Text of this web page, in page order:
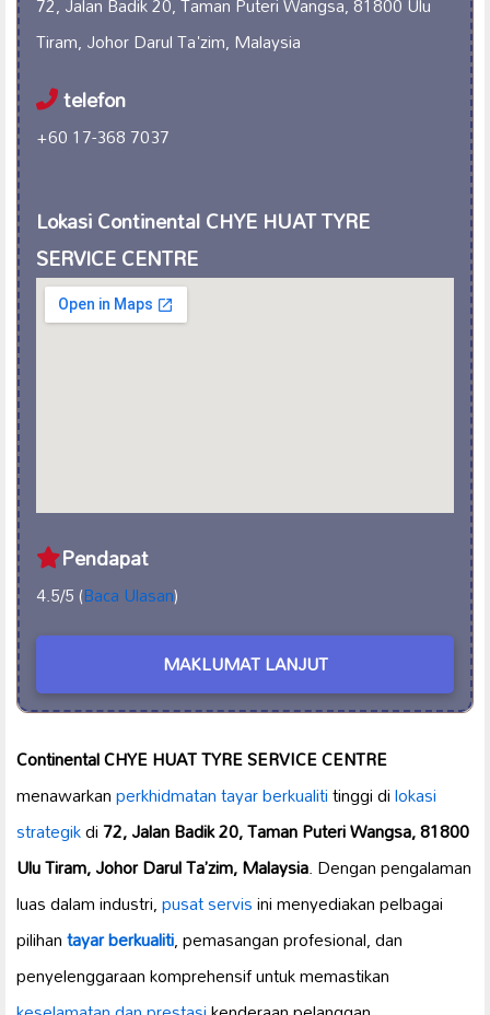
Tiram, Johor Darul Ta'zim, Malaysia
telefon
+60 17-368 7037
Lokasi Continental CHYE HUAT TYRE
SERVICE CENTRE
Pendapat
4.5/5 (Baca Ulasan)
MAKLUMAT LANJUT
Continental CHYE HUAT TYRE SERVICE CENTRE
menawarkanperkhidmatan tayar berkualititinggi dilokasi
strategikdi72, Jalan Badik 20, Taman Puteri Wangsa, 81800
Ulu Tiram, Johor Darul Ta’zim, Malaysia. Dengan pengalaman
luas dalam industri,pusat servisini menyediakan pelbagai
pilihantayar berkualiti, pemasangan profesional, dan
penyelenggaraan komprehensif untuk memastikan